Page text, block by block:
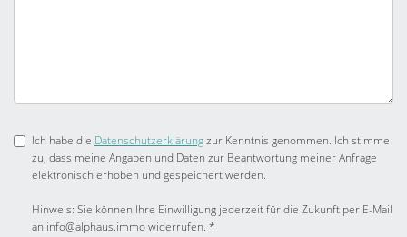
Ich habe die Datenschutzerklärungzur Kenntnis genommen. Ich stimme
zu, dass meine Angaben und Daten zur Beantwortung meiner Anfrage
elektronisch erhoben und gespeichert werden.
Hinweis: Sie können Ihre Einwilligung jederzeit für die Zukunft per E-Mail
an info@alphaus.immo widerrufen. *